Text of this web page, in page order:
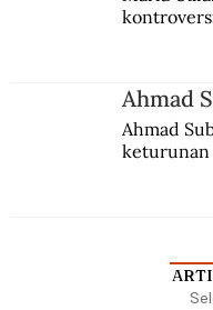
Ahmad
Ahmad
keturunan